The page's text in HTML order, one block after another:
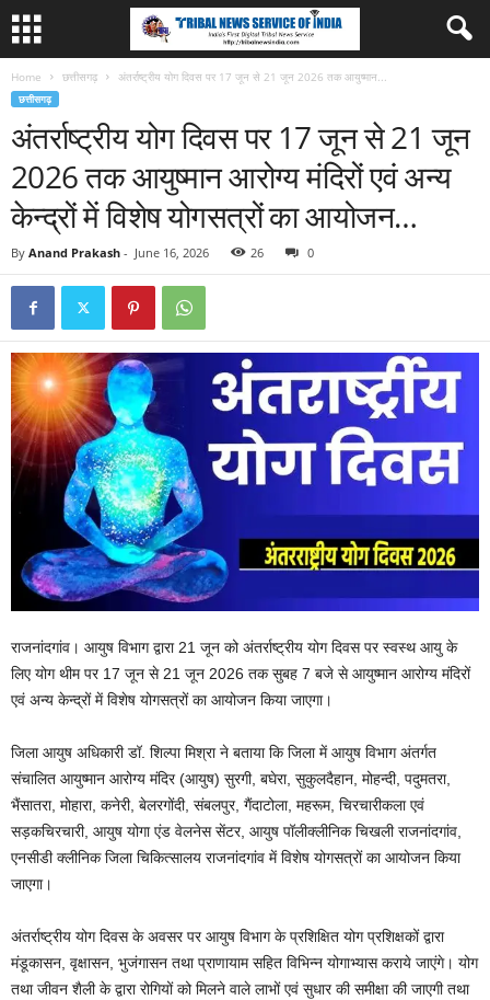
Home छत्तीसगढ़ अंतर्राष्ट्रीय योग दिवस पर 17 जून से 21 जून 2026 तक आयुष्मान...
छत्तीसगढ़
अंतर्राष्ट्रीय योग दिवस पर 17 जून से 21 जून
2026 तक आयुष्मान आरोग्य मंदिरों एवं अन्य
केन्द्रों में विशेष योगसत्रों का आयोजन…
By Anand Prakash - June 16, 2026 26 0
राजनांदगांव। आयुष विभाग द्वारा 21 जून को अंतर्राष्ट्रीय योग दिवस पर स्वस्थ आयु के
लिए योग थीम पर 17 जून से 21 जून 2026 तक सुबह 7 बजे से आयुष्मान आरोग्य मंदिरों
एवं अन्य केन्द्रों में विशेष योगसत्रों का आयोजन किया जाएगा।
जिला आयुष अधिकारी डॉ. शिल्पा मिश्रा ने बताया कि जिला में आयुष विभाग अंतर्गत
संचालित आयुष्मान आरोग्य मंदिर (आयुष) सुरगी, बघेरा, सुकुलदैहान, मोहन्दी, पदुमतरा,
भैंसातरा, मोहारा, कनेरी, बेलरगोंदी, संबलपुर, गैंदाटोला, महरूम, चिरचारीकला एवं
सड़कचिरचारी, आयुष योगा एंड वेलनेस सेंटर, आयुष पॉलीक्लीनिक चिखली राजनांदगांव,
एनसीडी क्लीनिक जिला चिकित्सालय राजनांदगांव में विशेष योगसत्रों का आयोजन किया
जाएगा।
अंतर्राष्ट्रीय योग दिवस के अवसर पर आयुष विभाग के प्रशिक्षित योग प्रशिक्षकों द्वारा
मंडूकासन, वृक्षासन, भुजंगासन तथा प्राणायाम सहित विभिन्न योगाभ्यास कराये जाएंगे। योग
तथा जीवन शैली के द्वारा रोगियों को मिलने वाले लाभों एवं सुधार की समीक्षा की जाएगी तथा